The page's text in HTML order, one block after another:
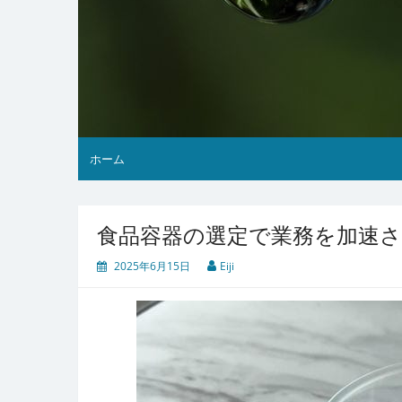
ホーム
食品容器の選定で業務を加速
2025年6月15日 Eiji